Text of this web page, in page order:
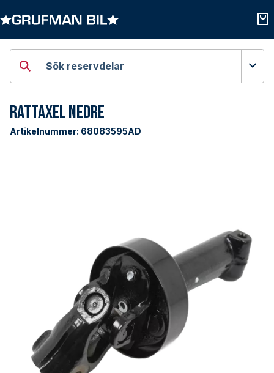
Sök reservdelar
Rattaxel Nedre
Artikelnummer: 68083595AD